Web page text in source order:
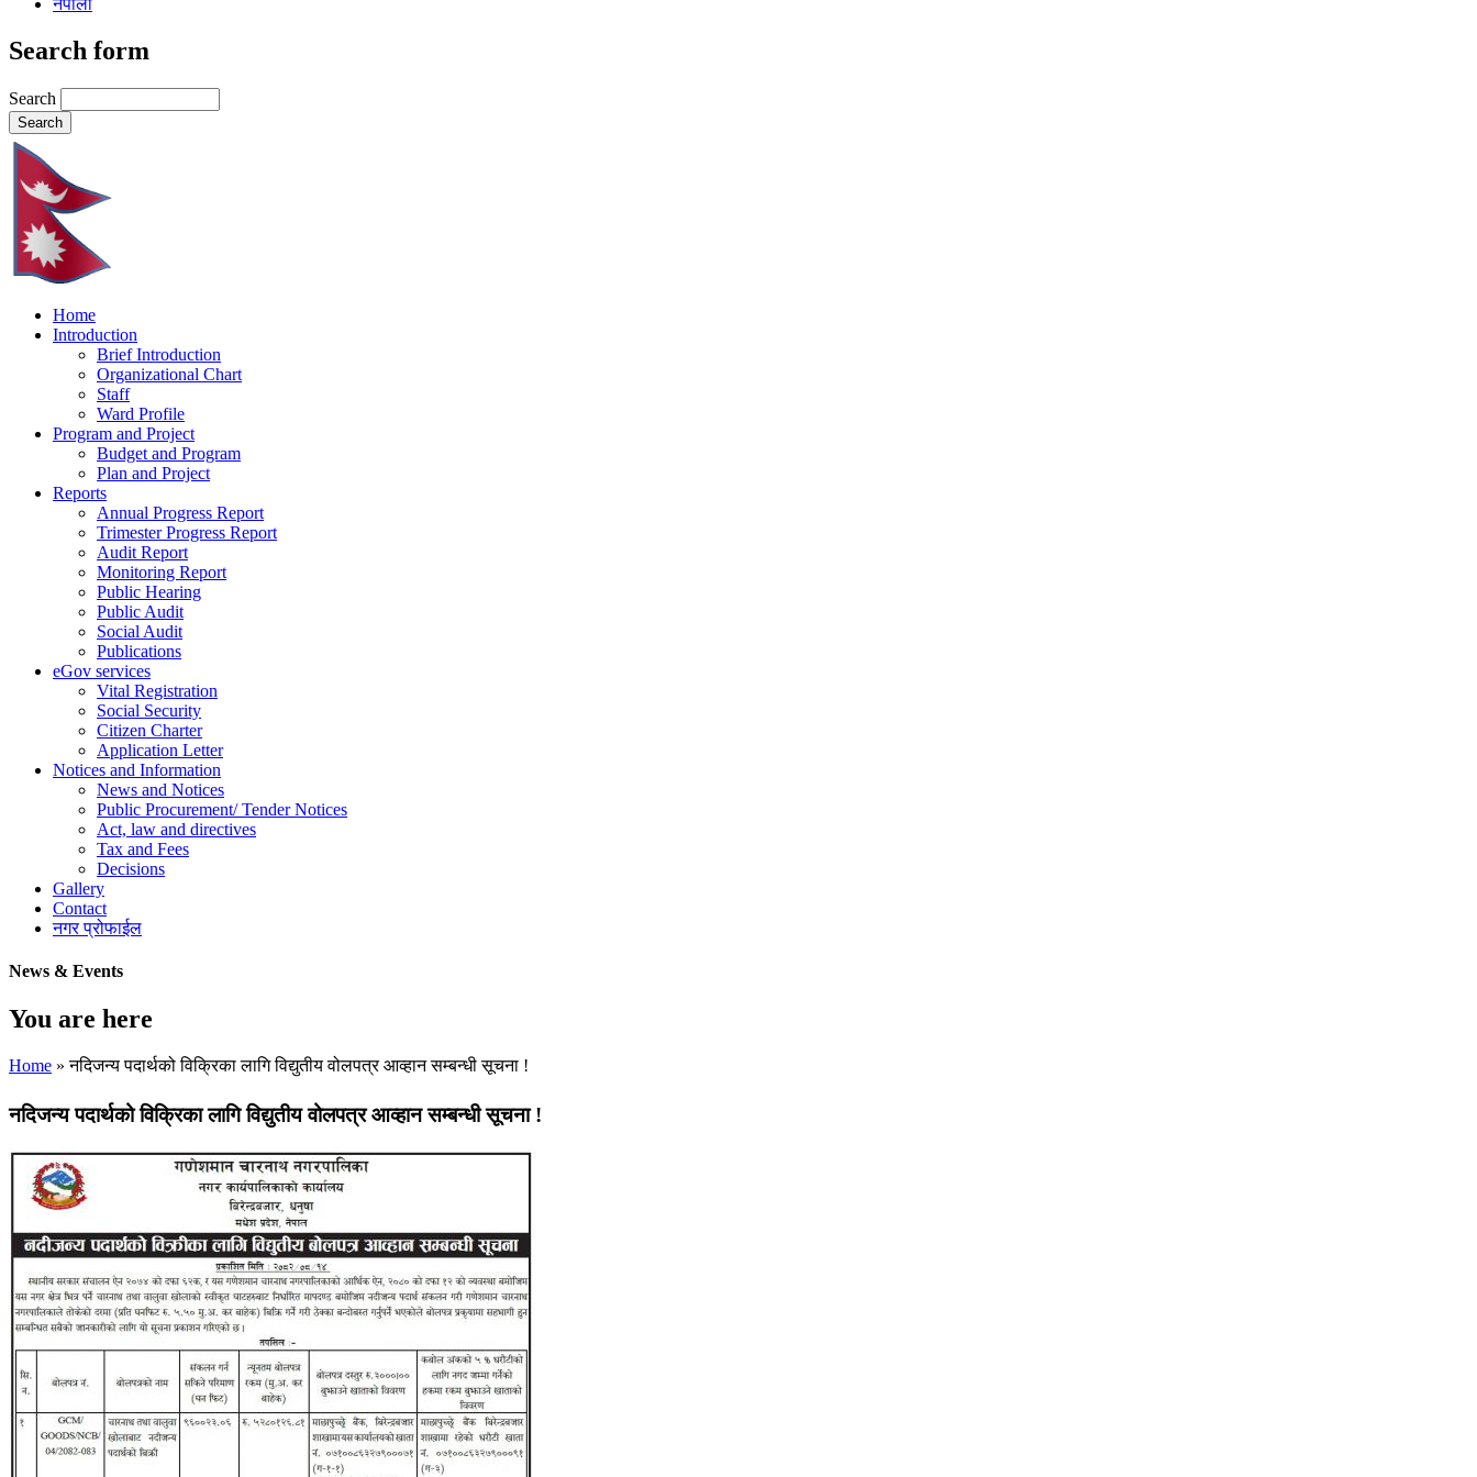
नेपाली
Search form
Search
Home
Introduction
Brief Introduction
Organizational Chart
Staff
Ward Profile
Program and Project
Budget and Program
Plan and Project
Reports
Annual Progress Report
Trimester Progress Report
Audit Report
Monitoring Report
Public Hearing
Public Audit
Social Audit
Publications
eGov services
Vital Registration
Social Security
Citizen Charter
Application Letter
Notices and Information
News and Notices
Public Procurement/ Tender Notices
Act, law and directives
Tax and Fees
Decisions
Gallery
Contact
नगर प्रोफाईल
News & Events
You are here
Home » नदिजन्य पदार्थको विक्रिका लागि विद्युतीय वोलपत्र आव्हान सम्बन्धी सूचना !
नदिजन्य पदार्थको विक्रिका लागि विद्युतीय वोलपत्र आव्हान सम्बन्धी सूचना !